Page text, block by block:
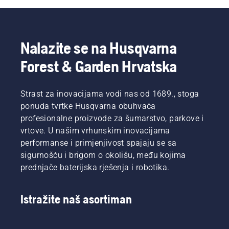
travnjaka
biste
da vaš
bude u
najboljem
mogućem
obliku
nakon
što trava
nastavi
rasti. Da
biste
prvo
naše
najvažnije
savjete
sezone
za
održavanje
zdravog
i bujnog
travnjaka.
Nalazite se na Husqvarna
Forest & Garden Hrvatska
Strast za inovacijama vodi nas od 1689., stoga
ponuda tvrtke Husqvarna obuhvaća
profesionalne proizvode za šumarstvo, parkove i
vrtove. U našim vrhunskim inovacijama
performanse i primjenjivost spajaju se sa
sigurnošću i brigom o okolišu, među kojima
prednjače baterijska rješenja i robotika.
Istražite naš asortiman